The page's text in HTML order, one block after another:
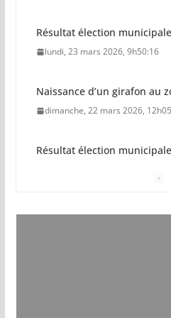
Résultat élection
lundi, 23 mars 2026, 9h50:16
Naissance d’un girafon au
dimanche, 22 mars 2026,
Résultat élection